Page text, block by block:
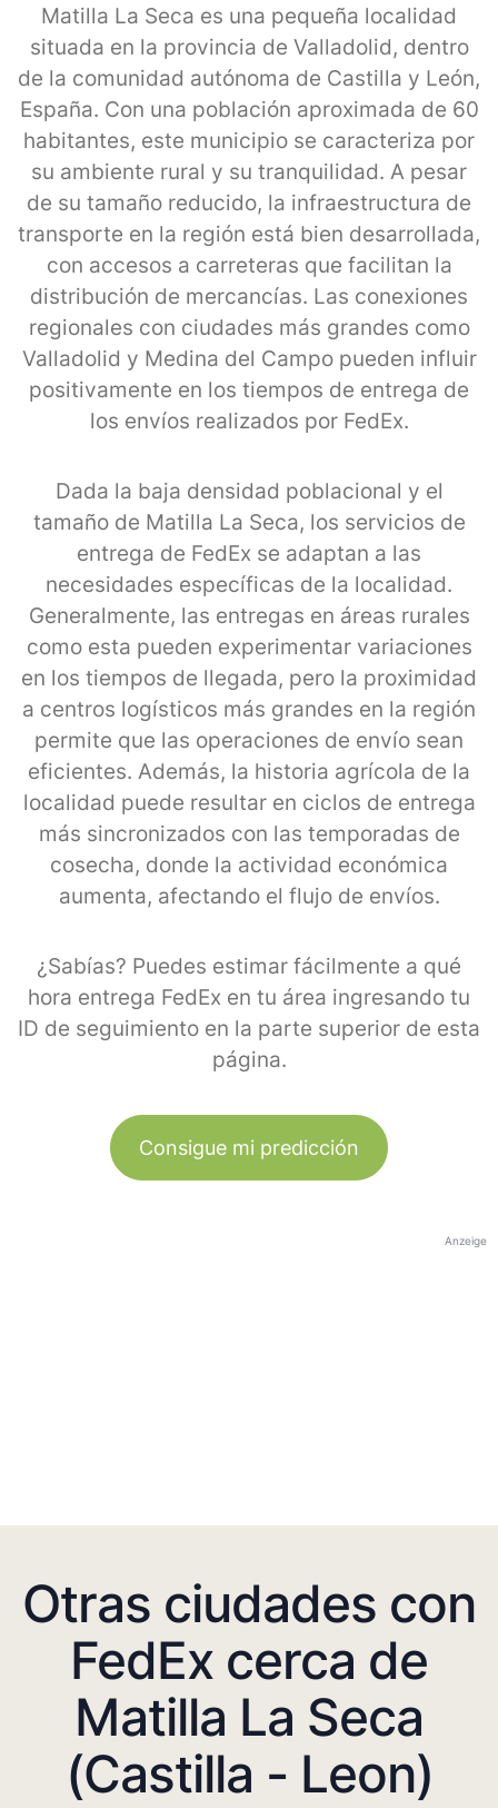
Matilla La Seca es una pequeña localidad
situada en la provincia de Valladolid, dentro
de la comunidad autónoma de Castilla y León,
España. Con una población aproximada de 60
habitantes, este municipio se caracteriza por
su ambiente rural y su tranquilidad. A pesar
de su tamaño reducido, la infraestructura de
transporte en la región está bien desarrollada,
con accesos a carreteras que facilitan la
distribución de mercancías. Las conexiones
regionales con ciudades más grandes como
Valladolid y Medina del Campo pueden influir
positivamente en los tiempos de entrega de
los envíos realizados por FedEx.
Dada la baja densidad poblacional y el
tamaño de Matilla La Seca, los servicios de
entrega de FedEx se adaptan a las
necesidades específicas de la localidad.
Generalmente, las entregas en áreas rurales
como esta pueden experimentar variaciones
en los tiempos de llegada, pero la proximidad
a centros logísticos más grandes en la región
permite que las operaciones de envío sean
eficientes. Además, la historia agrícola de la
localidad puede resultar en ciclos de entrega
más sincronizados con las temporadas de
cosecha, donde la actividad económica
aumenta, afectando el flujo de envíos.
¿Sabías? Puedes estimar fácilmente a qué
hora entrega FedEx en tu área ingresando tu
ID de seguimiento en la parte superior de esta
página.
Consigue mi predicción
Anzeige
Otras ciudades con
FedEx cerca de
Matilla La Seca
(Castilla - Leon)